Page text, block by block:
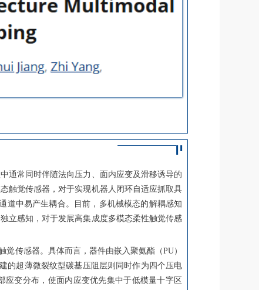
通常同时伴随法向压力、面内应变及滑移诱导的
触觉传感器，对于实现机器人闭环自适应抓取具
道中易产生耦合。目前，多机械模态的解耦感知
立感知，对于发展高集成度多模态柔性触觉传感
传感器。具体而言，器件由嵌入聚氨酯（PU）
的超薄微裂纹型碳基压阻层则同时作为四个压电
应变分布，使面内应变优先集中于低模量十字区